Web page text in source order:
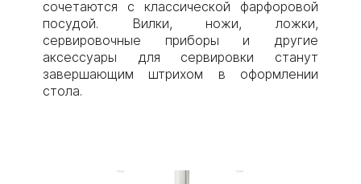
сочетаются с классической фарфоровой
посудой. Вилки, ножи, ложки,
сервировочные приборы и другие
аксессуары для сервировки станут
завершающим штрихом в оформлении
стола.